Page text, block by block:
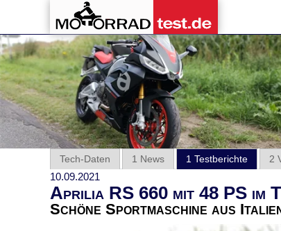
Tech-Daten 1 News 1 Testberichte 2
10.09.2021
Aprilia RS 660 mit 48 PS im
Schöne Sportmaschine aus